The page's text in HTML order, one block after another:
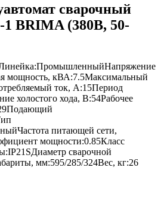
сварочный
BRIMA (380В, 50-
мощность, кВА:7.5Максимальный
ток, А:15Период
холостого хода, В:54Рабочее
питающей сети,
мощности:0.85Класс
сварочной
мм:595/285/324Вес, кг:26